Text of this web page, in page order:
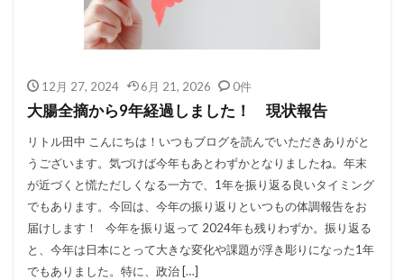
12月 27, 2024 6月 21, 2026 0件
大腸全摘から9年経過しました！ 現状報告
リトル田中 こんにちは！いつもブログを読んでいただきありがと
うございます。気づけば今年もあとわずかとなりましたね。年末
が近づくと慌ただしくなる一方で、1年を振り返る良いタイミング
でもあります。今回は、今年の振り返りといつもの体調報告をお
届けします！ 今年を振り返って 2024年も残りわずか。振り返る
と、今年は日本にとって大きな変化や課題が浮き彫りになった1年
でもありました。特に、政治 […]